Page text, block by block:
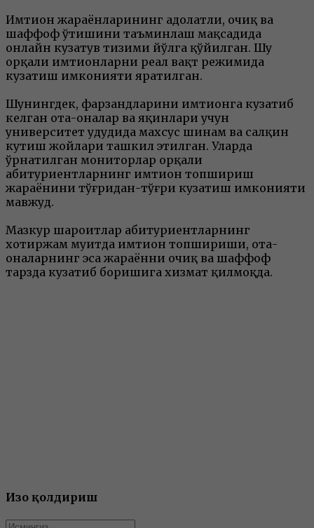
Имтиҳон жараёнларининг адолатли, очиқ ва
шаффоф ўтишини таъминлаш мақсадида
онлайн кузатув тизими йўлга қўйилган. Шу
орқали имтиҳонларни реал вақт режимида
кузатиш имконияти яратилган.
Шунингдек, фарзандларини имтиҳонга кузатиб
келган ота-оналар ва яқинлари учун
университет ҳудудида махсус шинам ва салқин
кутиш жойлари ташкил этилган. Уларда
ўрнатилган мониторлар орқали
абитуриентларнинг имтиҳон топшириш
жараёнини тўғридан-тўғри кузатиш имконияти
мавжуд.
Мазкур шароитлар абитуриентларнинг
хотиржам муҳитда имтиҳон топшириши, ота-
оналарнинг эса жараённи очиқ ва шаффоф
тарзда кузатиб боришига хизмат қилмоқда.
Изоҳ қолдириш